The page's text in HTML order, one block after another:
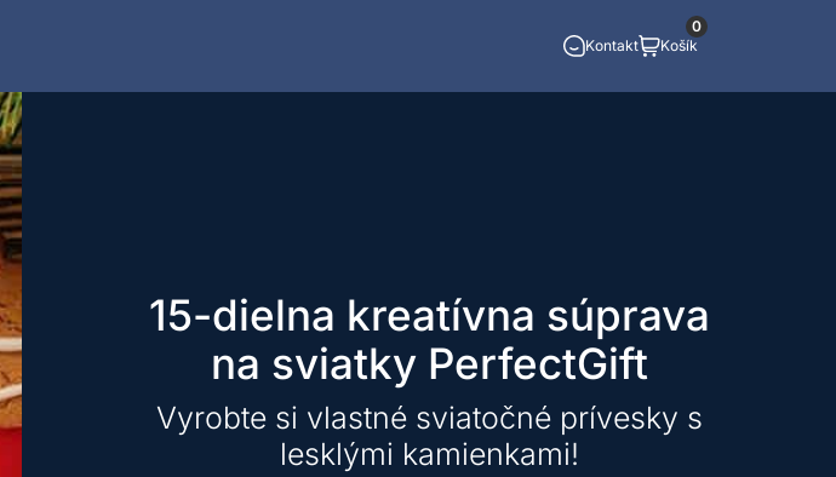
Kontakt Košík
0
15-dielna kreatívna súprava
na sviatky PerfectGift
Vyrobte si vlastné sviatočné prívesky s
lesklými kamienkami!